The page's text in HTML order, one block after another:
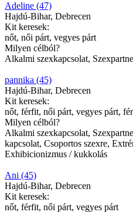
Adeline (47)
Hajdú-Bihar, Debrecen
Kit keresek:
nőt, női párt, vegyes párt
Milyen célból?
Alkalmi szexkapcsolat,
pannika (45)
Hajdú-Bihar, Debrecen
Kit keresek:
nőt, férfit, női párt, vegyes párt,
Milyen célból?
Alkalmi szexkapcsolat,
kapcsolat, Csoportos szexre,
Exhibicionizmus / kukkolás
Ani (45)
Hajdú-Bihar, Debrecen
Kit keresek:
nőt, férfit, női párt, vegyes párt